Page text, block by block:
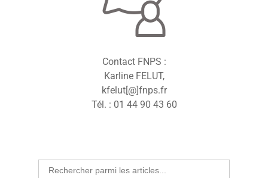
Contact FNPS :
Karline FELUT,
kfelut[@]fnps.fr
Tél. : 01 44 90 43 60
Search
for: